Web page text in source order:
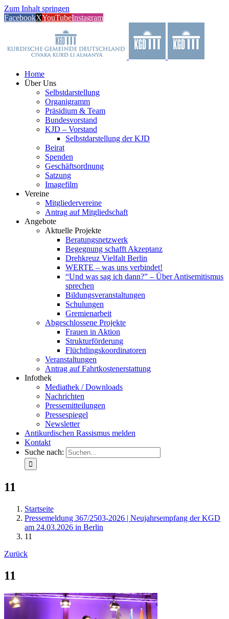
Zum Inhalt springen
FacebookXYouTubeInstagram
Home
Über Uns
Selbstdarstellung
Organigramm
Präsidium & Team
Bundesvorstand
KJD – Vorstand
Selbstdarstellung der KJD
Beirat
Spenden
Geschäftsordnung
Satzung
Imagefilm
Vereine
Mitgliedervereine
Antrag auf Mitgliedschaft
Angebote
Aktuelle Projekte
Beratungsnetzwerk
Begegnung schafft Akzeptanz
Drehkreuz Vielfalt Berlin
WERTE – was uns verbindet!
“Und was sag ich dann?” – Über Antisemitismus
sprechen
Bildungsveranstaltungen
Schulungen
Gremienarbeit
Abgeschlossene Projekte
Frauen in Aktion
Strukturförderung
Flüchtlingskoordinatoren
Veranstaltungen
Antrag auf Fahrtkostenerstattung
Infothek
Mediathek / Downloads
Nachrichten
Pressemitteilungen
Pressespiegel
Newsletter
Antikurdischen Rassismus melden
Kontakt
Suche nach:
11
Startseite
Pressemeldung 367/2503-2026 | Neujahrsempfang der KGD
am 24.03.2026 in Berlin
11
Zurück
11